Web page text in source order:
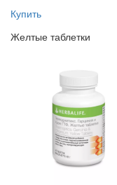
Купить
Желтые таблетки